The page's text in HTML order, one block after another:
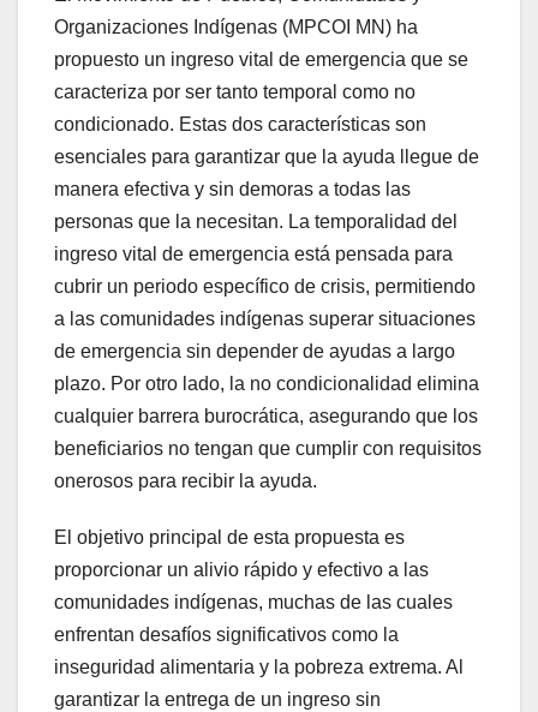
Organizaciones Indígenas (MPCOI MN) ha
propuesto un ingreso vital de emergencia que se
caracteriza por ser tanto temporal como no
condicionado. Estas dos características son
esenciales para garantizar que la ayuda llegue de
manera efectiva y sin demoras a todas las
personas que la necesitan. La temporalidad del
ingreso vital de emergencia está pensada para
cubrir un periodo específico de crisis, permitiendo
a las comunidades indígenas superar situaciones
de emergencia sin depender de ayudas a largo
plazo. Por otro lado, la no condicionalidad elimina
cualquier barrera burocrática, asegurando que los
beneficiarios no tengan que cumplir con requisitos
onerosos para recibir la ayuda.
El objetivo principal de esta propuesta es
proporcionar un alivio rápido y efectivo a las
comunidades indígenas, muchas de las cuales
enfrentan desafíos significativos como la
inseguridad alimentaria y la pobreza extrema. Al
garantizar la entrega de un ingreso sin